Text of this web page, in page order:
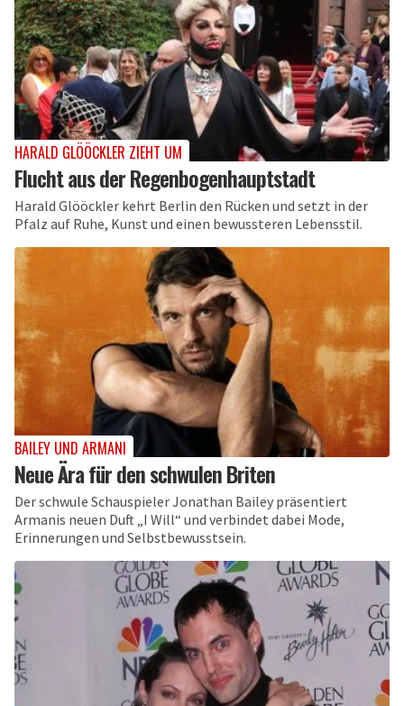
HARALD GLÖÖCKLER ZIEHT UM
Flucht aus der Regenbogenhauptstadt
Harald Glööckler kehrt Berlin den Rücken und setzt in der
Pfalz auf Ruhe, Kunst und einen bewussteren Lebensstil.
BAILEY UND ARMANI
Neue Ära für den schwulen Briten
Der schwule Schauspieler Jonathan Bailey präsentiert
Armanis neuen Duft „I Will“ und verbindet dabei Mode,
Erinnerungen und Selbstbewusstsein.